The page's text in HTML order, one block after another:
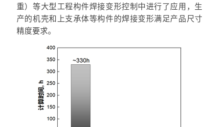
重）等大型工程构件焊接变形控制中进行了应用，生
产的机壳和上支承体等构件的焊接变形满足产品尺寸
精度要求。